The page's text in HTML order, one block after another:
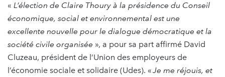
« L’élection de Claire Thoury à la présidence du Conseil
économique, social et environnemental est une
excellente nouvelle pour le dialogue démocratique et la
société civile organisée », a pour sa part affirmé David
Cluzeau, président de l’Union des employeurs de
l’économie sociale et solidaire (Udes). «Je me réjouis, et